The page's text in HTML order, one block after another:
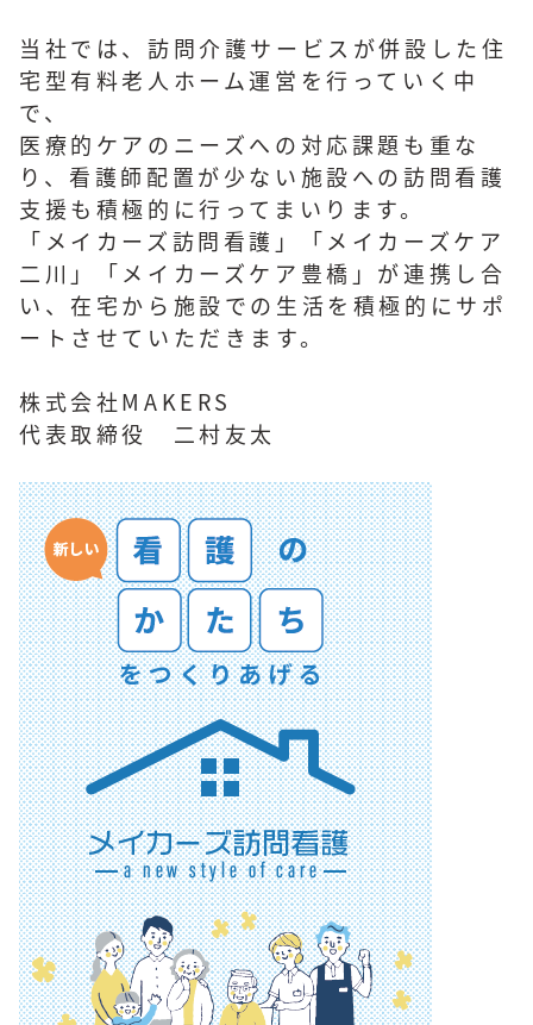
当社では、訪問介護サービスが併設した住
宅型有料老人ホーム運営を行っていく中
で、
医療的ケアのニーズへの対応課題も重な
り、看護師配置が少ない施設への訪問看護
支援も積極的に行ってまいります。
「メイカーズ訪問看護」「メイカーズケア
二川」「メイカーズケア豊橋」が連携し合
い、在宅から施設での生活を積極的にサポ
ートさせていただきます。
株式会社MAKERS
代表取締役 二村友太